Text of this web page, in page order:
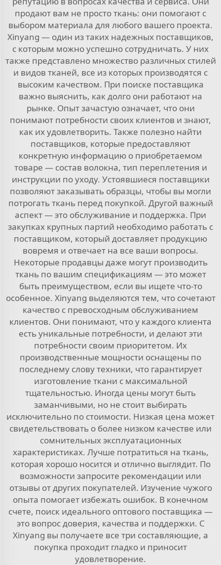
продают вам не просто ткань: они помогают с
выбором материала для любого вашего проекта.
Xinyang — один из таких надежных поставщиков,
с которым можно успешно сотрудничать. У них
также представлено множество различных стилей
и видов тканей, все из которых производятся с
высоким качеством. При поиске поставщика
важно выяснить, как долго они работают на
рынке. Опыт зачастую означает, что они
понимают потребности своих клиентов и знают,
как их удовлетворить. Также полезно найти
поставщиков, которые предоставляют
конкретную информацию о приобретаемом
товаре — состав волокна, тип переплетения и
инструкции по уходу. Устоявшиеся поставщики
позволяют заказывать образцы, чтобы вы могли
потрогать ткань перед покупкой. Другой важный
аспект — это обслуживание и поддержка. При
закупках крупных партий необходимо работать с
поставщиком, который доставляет продукцию
вовремя и отвечает на все ваши вопросы.
Некоторые продавцы даже могут производить
ткань по вашим спецификациям — это может
быть преимуществом, если вы ищете что-то
особенное. Xinyang выделяются тем, что сочетают
качество с превосходным обслуживанием
клиентов. Они понимают, что у каждого клиента
есть уникальные потребности, и делают эти
потребности своим приоритетом. Их
производственные мощности оснащены по
последнему слову техники, что гарантирует
изготовление ткани с максимальной
тщательностью. Иногда цены могут быть
заманчивыми, но не стоит выбирать
исключительно по стоимости. Низкая цена может
свидетельствовать о более низком качестве или
сомнительных эксплуатационных
характеристиках. Лучше потратиться на ткань,
которая хорошо носится и отлично выглядит. По
возможности запросите рекомендации или
отзывы от других покупателей. Изучение чужого
опыта помогает избежать ошибок. В конечном
счете, поиск идеального оптового поставщика —
это вопрос доверия, качества и поддержки. С
Xinyang вы получаете все три составляющие, а
покупка проходит гладко и приносит
удовлетворение.